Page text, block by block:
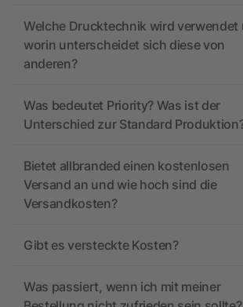
Welche Drucktechnik wird verwendet
worin unterscheidet sich diese von
anderen?
Was bedeutet Priority? Was ist der
Unterschied zur Standard
Bietet allbranded einen kostenlosen
Versand an und wie hoch sind die
Versandkosten?
Gibt es versteckte Kosten?
Was passiert, wenn ich mit meiner